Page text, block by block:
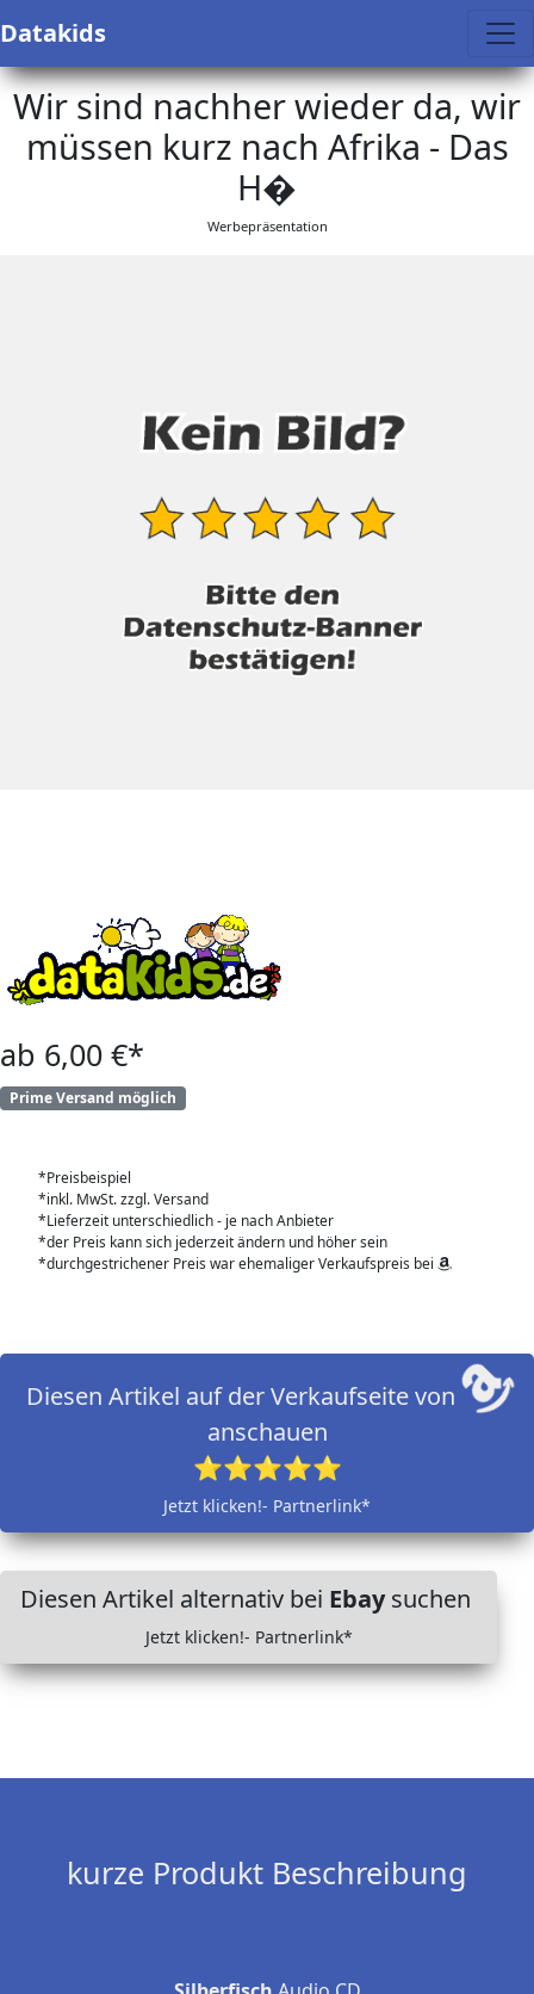
Datakids
Wir sind nachher wieder da, wir
müssen kurz nach Afrika - Das
H�
Werbepräsentation
ab 6,00 €*
Prime Versand möglich
*Preisbeispiel
*inkl. MwSt. zzgl. Versand
*Lieferzeit unterschiedlich - je nach Anbieter
*der Preis kann sich jederzeit ändern und höher sein
*durchgestrichener Preis war ehemaliger Verkaufspreis bei
Diesen Artikel auf der Verkaufseite von
anschauen
⭐⭐⭐⭐⭐
Jetzt klicken!- Partnerlink*
Diesen Artikel alternativ bei Ebaysuchen
Jetzt klicken!- Partnerlink*
kurze Produkt Beschreibung